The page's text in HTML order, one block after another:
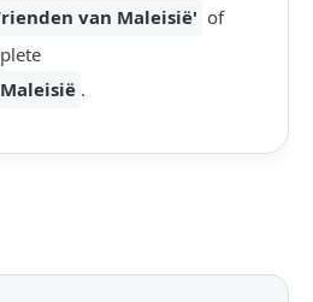
van Maleisië' of
.